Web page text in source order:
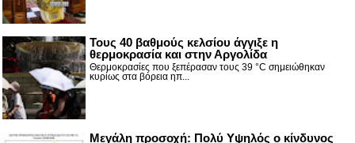
Τους 40 βαθμούς κελσίου άγγιξε η
θερμοκρασία και στην Αργολίδα
Θερμοκρασίες που ξεπέρασαν τους 39 °C σημειώθηκαν
κυρίως στα βόρεια ηπ...
Μεγάλη προσοχή: Πολύ Υψηλός ο κίνδυνος